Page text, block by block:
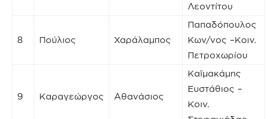
Λεοντίτου
8 Πούλιος Χαράλαμπος
Παπαδόπουλος
Κων/νος –Κοιν.
Πετροχωρίου
9 Καραγεώργος Αθανάσιος
Καϊμακάμης
Ευστάθιος –
Κοιν.